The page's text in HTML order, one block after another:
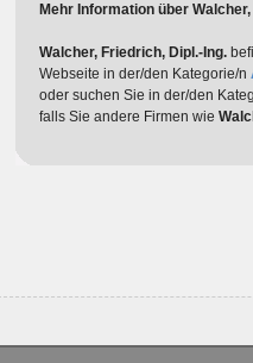
Mehr Information über
Walcher, Friedrich, Dipl.-Ing.
Webseite in der/den Kategorie/n
oder suchen Sie in der/den
falls Sie andere Firmen wie